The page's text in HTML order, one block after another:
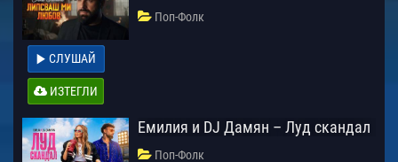
Поп-Фолк
СЛУШАЙ
ИЗТЕГЛИ
Емилия и DJ Дамян – Луд скандал
Поп-Фолк